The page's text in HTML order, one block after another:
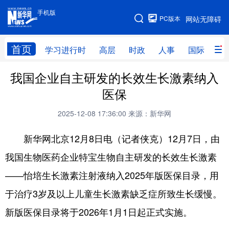
手机版
网站无障碍
PC版本
首页 学习进行时 高层 时政 人事 国际 财
手机版
网站地图
学习进行时 高层 时政 人事
思客智库 全球连线
科技 科普 体育 文化
健康 军事 访谈 视频
图片 中央文件 汽车
我国企业自主研发的长效生长激素纳入
医保
2025-12-08 17:36:00 来源：新华网
新华网北京12月8日电（记者侠克）12月7日，由
我国生物医药企业特宝生物自主研发的长效生长激素
——怡培生长激素注射液纳入2025年版医保目录，用
于治疗3岁及以上儿童生长激素缺乏症所致生长缓慢。
新版医保目录将于2026年1月1日起正式实施。